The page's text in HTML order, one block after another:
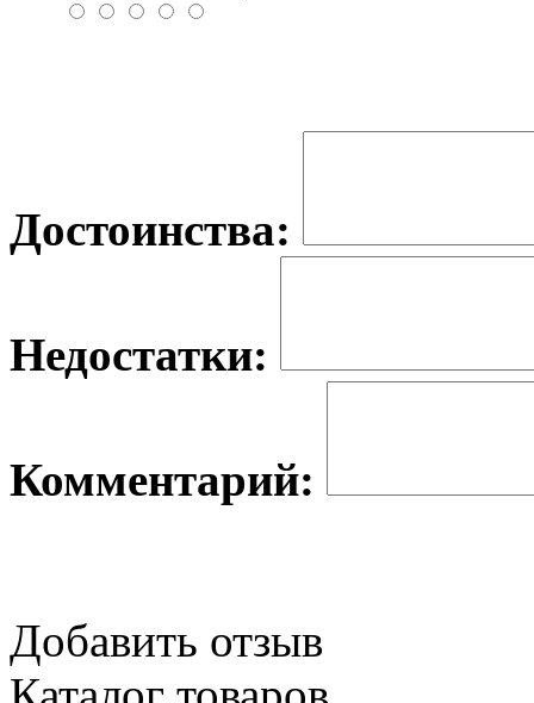
Достоинства:
Недостатки:
Комментарий:
Добавить отзыв